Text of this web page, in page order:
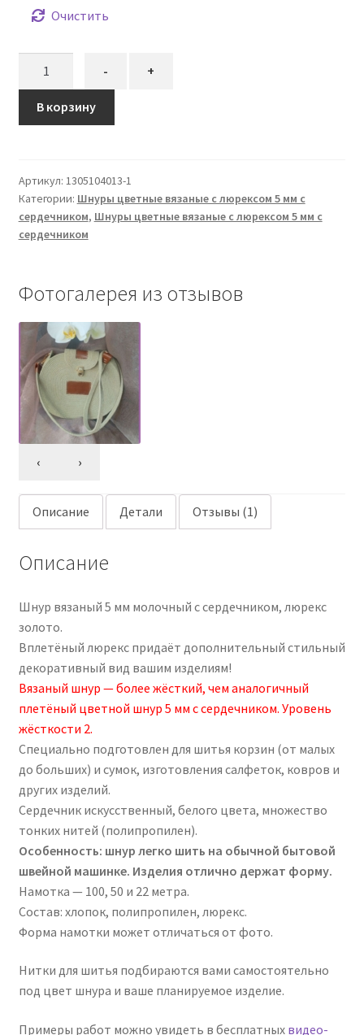
Очистить
Шнур
вязаный
молочный
(люрекс
золото)
с
- +
В корзину
Артикул: 1305104013-1
Категории: Шнуры цветные вязаные с люрексом 5 мм с
сердечником, Шнуры цветные вязаные с люрексом 5 мм с
сердечником
Фотогалерея из отзывов
‹ ›
Описание Детали Отзывы (1)
Описание
Шнур вязаный 5 мм молочный с сердечником, люрекс
золото.
Вплетёный люрекс придаёт дополнительный стильный
декоративный вид вашим изделиям!
Вязаный шнур — более жёсткий, чем аналогичный
плетёный цветной шнур 5 мм с сердечником. Уровень
жёсткости 2.
Специально подготовлен для шитья корзин (от малых
до больших) и сумок, изготовления салфеток, ковров и
других изделий.
Сердечник искусственный, белого цвета, множество
тонких нитей (полипропилен).
Особенность: шнур легко шить на обычной бытовой
швейной машинке. Изделия отлично держат форму.
Намотка — 100, 50 и 22 метра.
Состав: хлопок, полипропилен, люрекс.
Форма намотки может отличаться от фото.
Нитки для шитья подбираются вами самостоятельно
под цвет шнура и ваше планируемое изделие.
Примеры работ можно увидеть в бесплатных видео-